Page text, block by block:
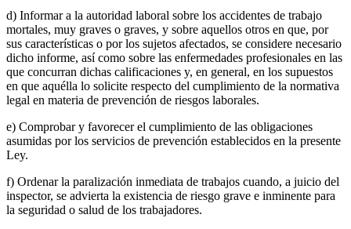
d) Informar a la autoridad laboral sobre los accidentes de trabajo
mortales, muy graves o graves, y sobre aquellos otros en que, por
sus características o por los sujetos afectados, se considere necesario
dicho informe, así como sobre las enfermedades profesionales en las
que concurran dichas calificaciones y, en general, en los supuestos
en que aquélla lo solicite respecto del cumplimiento de la normativa
legal en materia de prevención de riesgos laborales.
e) Comprobar y favorecer el cumplimiento de las obligaciones
asumidas por los servicios de prevención establecidos en la presente
Ley.
f) Ordenar la paralización inmediata de trabajos cuando, a juicio del
inspector, se advierta la existencia de riesgo grave e inminente para
la seguridad o salud de los trabajadores.